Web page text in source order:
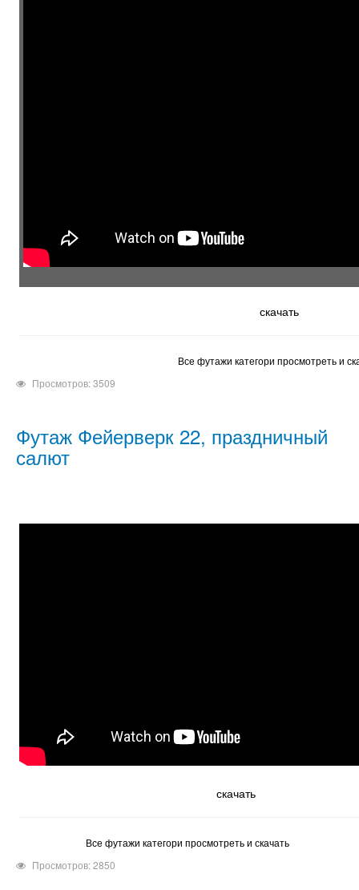
скачать
Все футажи категори просмотреть и
Просмотров: 3509
Футаж Фейерверк 22, праздничный
салют
скачать
Все футажи категори просмотреть и скачать
Просмотров: 2850